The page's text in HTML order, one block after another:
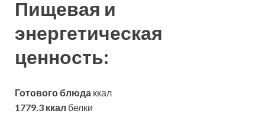
Пищевая и
энергетическая
ценность:
Готового блюда ккал
1779.3 ккал белки